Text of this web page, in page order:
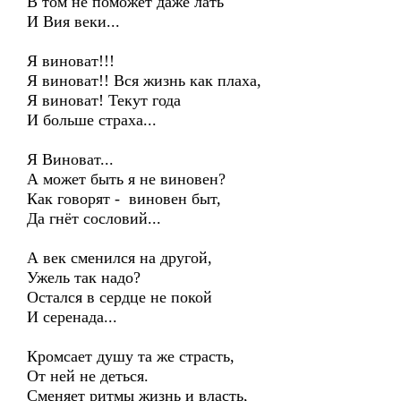
И Вия веки...
Я виноват!!!
Я виноват!! Вся жизнь как плаха,
Я виноват! Текут года
И больше страха...
Я Виноват...
А может быть я не виновен?
Как говорят - виновен быт,
Да гнёт сословий...
А век сменился на другой,
Ужель так надо?
Остался в сердце не покой
И серенада...
Кромсает душу та же страсть,
От ней не деться.
Сменяет ритмы жизнь и власть,